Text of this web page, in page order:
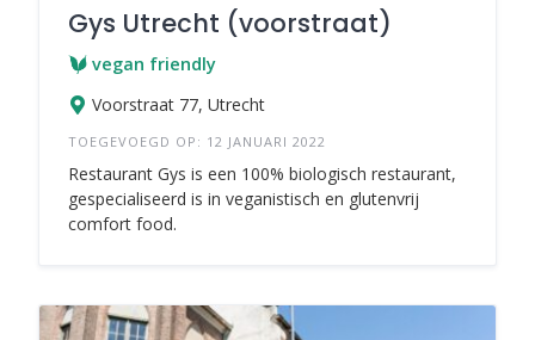
Gys Utrecht (voorstraat)
vegan friendly
Voorstraat 77, Utrecht
TOEGEVOEGD OP: 12 JANUARI 2022
Restaurant Gys is een 100% biologisch restaurant,
gespecialiseerd is in veganistisch en glutenvrij
comfort food.